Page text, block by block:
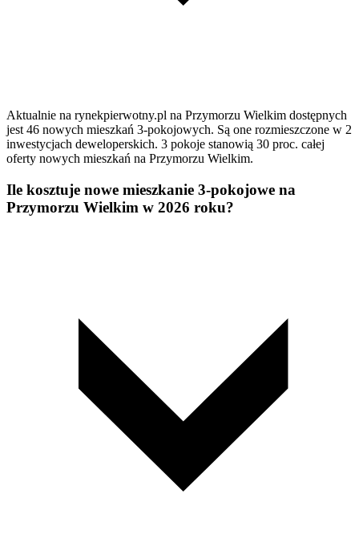
Aktualnie na rynekpierwotny.pl na Przymorzu Wielkim dostępnych
jest 46 nowych mieszkań 3-pokojowych. Są one rozmieszczone w 2
inwestycjach deweloperskich. 3 pokoje stanowią 30 proc. całej
oferty nowych mieszkań na Przymorzu Wielkim.
Ile kosztuje nowe mieszkanie 3-pokojowe na
Przymorzu Wielkim w 2026 roku?